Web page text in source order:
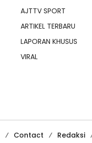
AJTTV SPORT
ARTIKEL TERBARU
LAPORAN KHUSUS
VIRAL
Contact Redaksi